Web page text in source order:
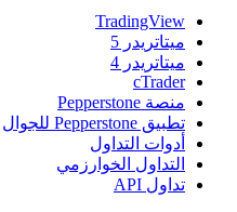
TradingView
ميتاتريدر 5
ميتاتريدر 4
cTrader
منصة Pepperstone
تطبيق Pepperstone للجوال
أدوات التداول
التداول الخوارزمي
تداول API